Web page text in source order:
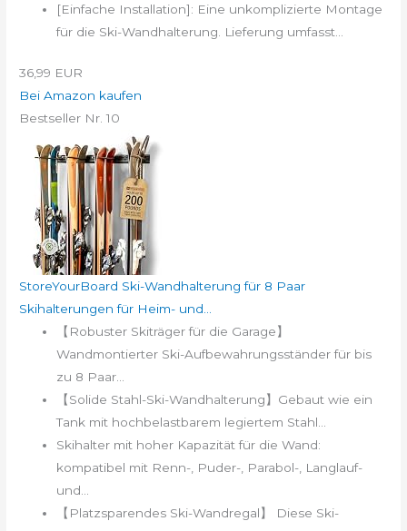
[Einfache Installation]: Eine unkomplizierte Montage
für die Ski-Wandhalterung. Lieferung umfasst...
36,99 EUR
Bei Amazon kaufen
Bestseller Nr. 10
StoreYourBoard Ski-Wandhalterung für 8 Paar
Skihalterungen für Heim- und...
【Robuster Skiträger für die Garage】
Wandmontierter Ski-Aufbewahrungsständer für bis
zu 8 Paar...
【Solide Stahl-Ski-Wandhalterung】Gebaut wie ein
Tank mit hochbelastbarem legiertem Stahl...
Skihalter mit hoher Kapazität für die Wand:
kompatibel mit Renn-, Puder-, Parabol-, Langlauf-
und...
【Platzsparendes Ski-Wandregal】 Diese Ski-